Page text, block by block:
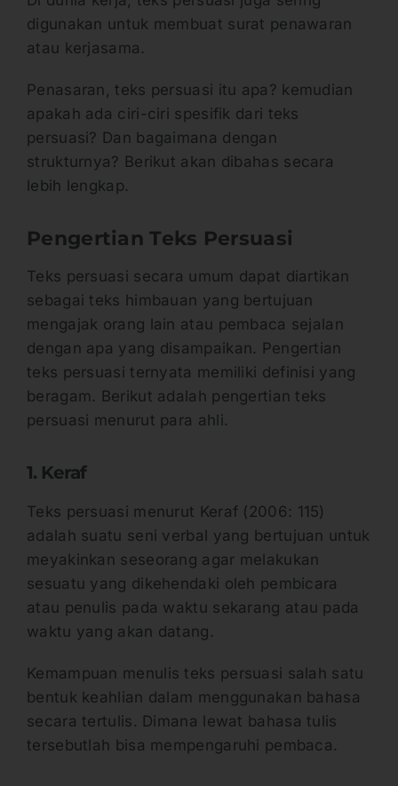
digunakan untuk membuat surat penawaran
atau kerjasama.
Penasaran, teks persuasi itu apa? kemudian
apakah ada ciri-ciri spesifik dari teks
persuasi? Dan bagaimana dengan
strukturnya? Berikut akan dibahas secara
lebih lengkap.
Pengertian Teks Persuasi
Teks persuasi secara umum dapat diartikan
sebagai teks himbauan yang bertujuan
mengajak orang lain atau pembaca sejalan
dengan apa yang disampaikan. Pengertian
teks persuasi ternyata memiliki definisi yang
beragam. Berikut adalah pengertian teks
persuasi menurut para ahli.
1. Keraf
Teks persuasi menurut Keraf (2006: 115)
adalah suatu seni verbal yang bertujuan untuk
meyakinkan seseorang agar melakukan
sesuatu yang dikehendaki oleh pembicara
atau penulis pada waktu sekarang atau pada
waktu yang akan datang.
Kemampuan menulis teks persuasi salah satu
bentuk keahlian dalam menggunakan bahasa
secara tertulis. Dimana lewat bahasa tulis
tersebutlah bisa mempengaruhi pembaca.